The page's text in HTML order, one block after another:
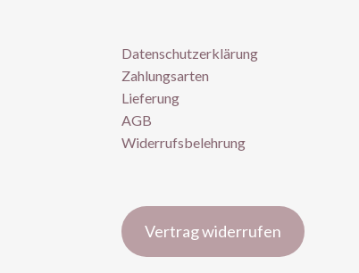
Datenschutzerklärung
Zahlungsarten
Lieferung
AGB
Widerrufsbelehrung
Vertrag widerrufen